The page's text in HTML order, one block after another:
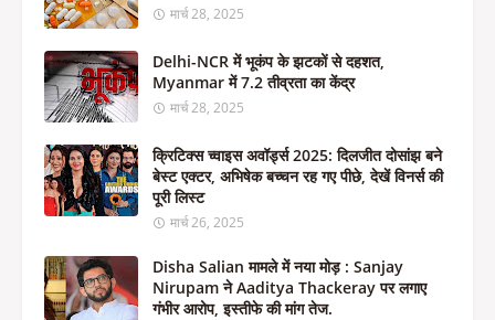
मार्च 28, 2025
Delhi-NCR में भूकंप के झटकों से दहशत,
Myanmar में 7.2 तीव्रता का केंद्र
मार्च 28, 2025
क्रिटिक्स च्वाइस अवॉर्ड्स 2025: दिलजीत दोसांझ बने
बेस्ट एक्टर, अभिषेक बच्चन रह गए पीछे, देखें विनर्स की
पूरी लिस्ट
मार्च 26, 2025
Disha Salian मामले में नया मोड़ : Sanjay
Nirupam ने Aaditya Thackeray पर लगाए
गंभीर आरोप, इस्तीफे की मांग तेज.